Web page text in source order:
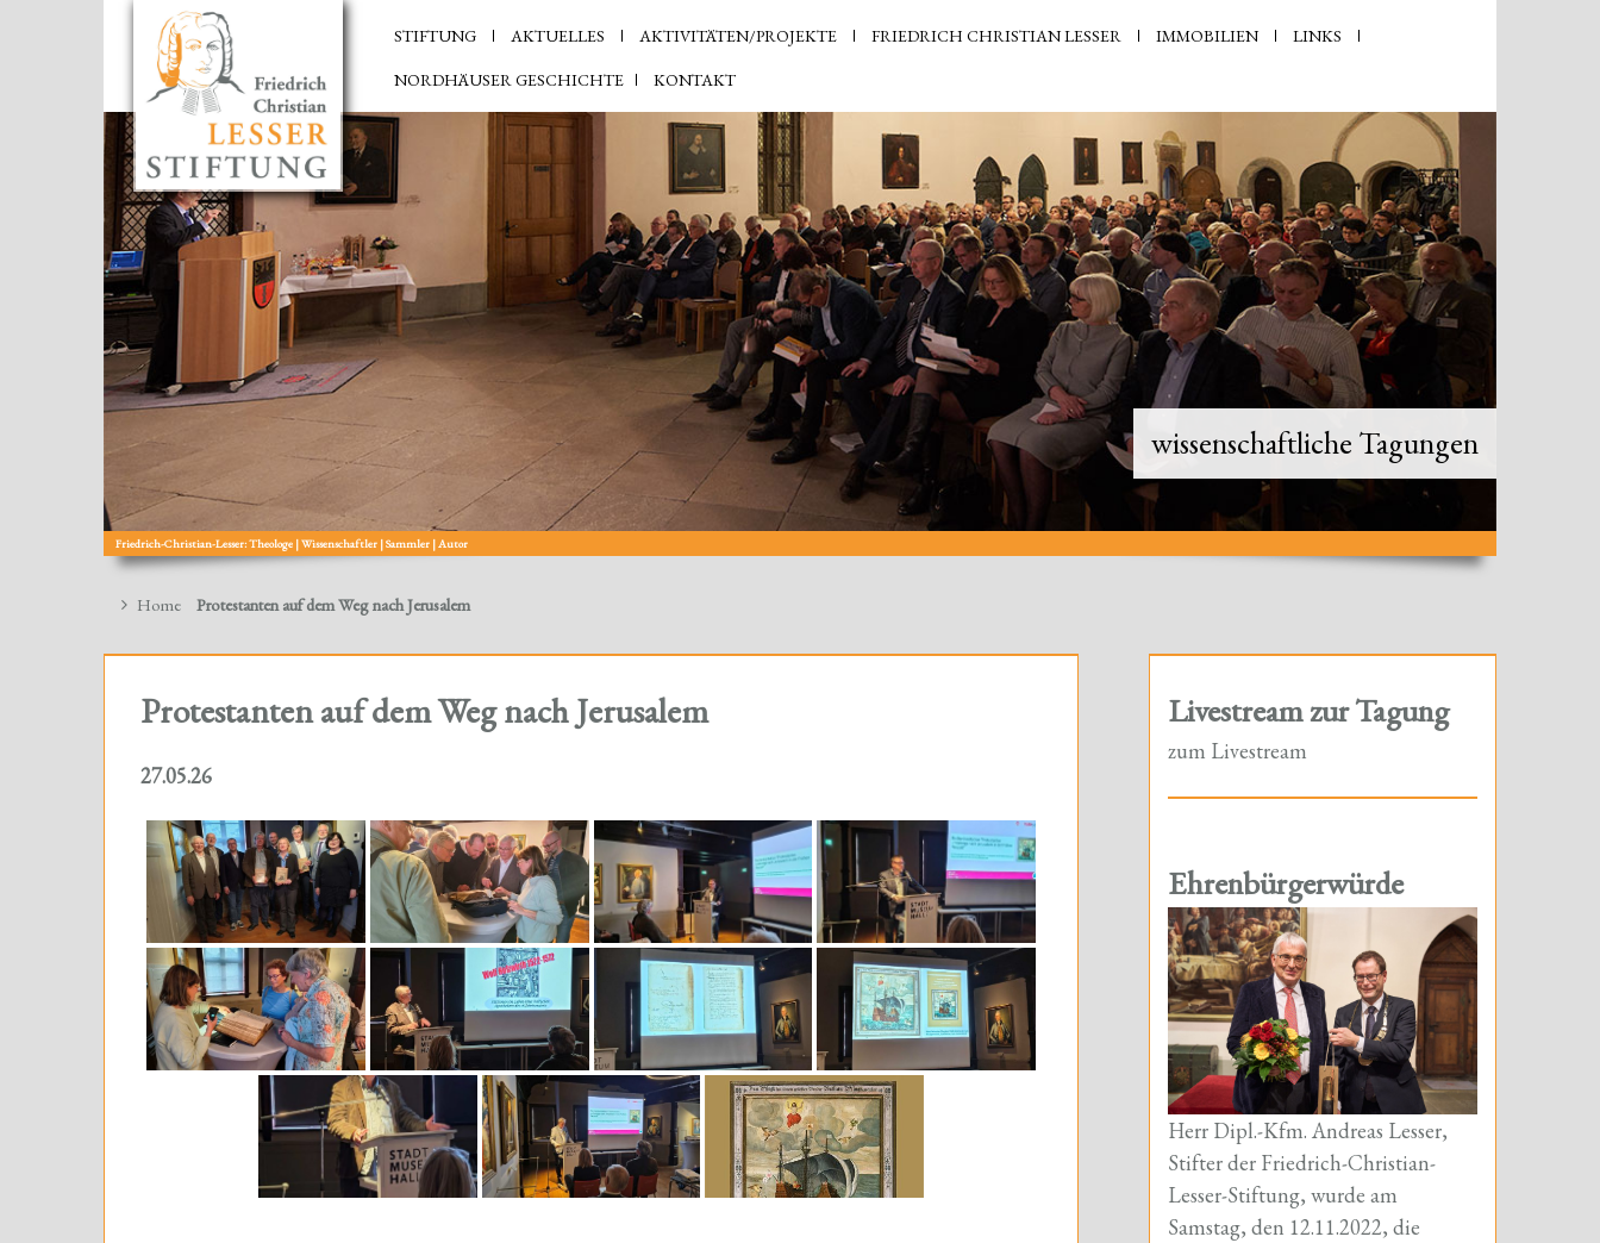
STIFTUNG AKTUELLES AKTIVITÄTEN/PROJEKTE FRIEDRICH CHRISTIAN LESSER IMMOBILIEN LINKS
NORDHÄUSER GESCHICHTE KONTAKT
wissenschaftliche Tagungen
Sicherung Kirchenbibliotheken
Friedrich-Christian-Lesser: Theologe | Wissenschaftler | Sammler | Autor
Home Protestanten auf dem Weg nach Jerusalem
Protestanten auf dem Weg nach Jerusalem
27.05.26
Livestream zur Tagung
zum Livestream
Ehrenbürgerwürde
Herr Dipl.-Kfm. Andreas Lesser,
Stifter der Friedrich-Christian-
Lesser-Stiftung, wurde am
Samstag, den 12.11.2022, die